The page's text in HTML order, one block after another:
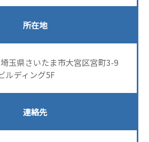
所在地
玉県さいたま市大宮区宮町3-9
ディング5F
連絡先